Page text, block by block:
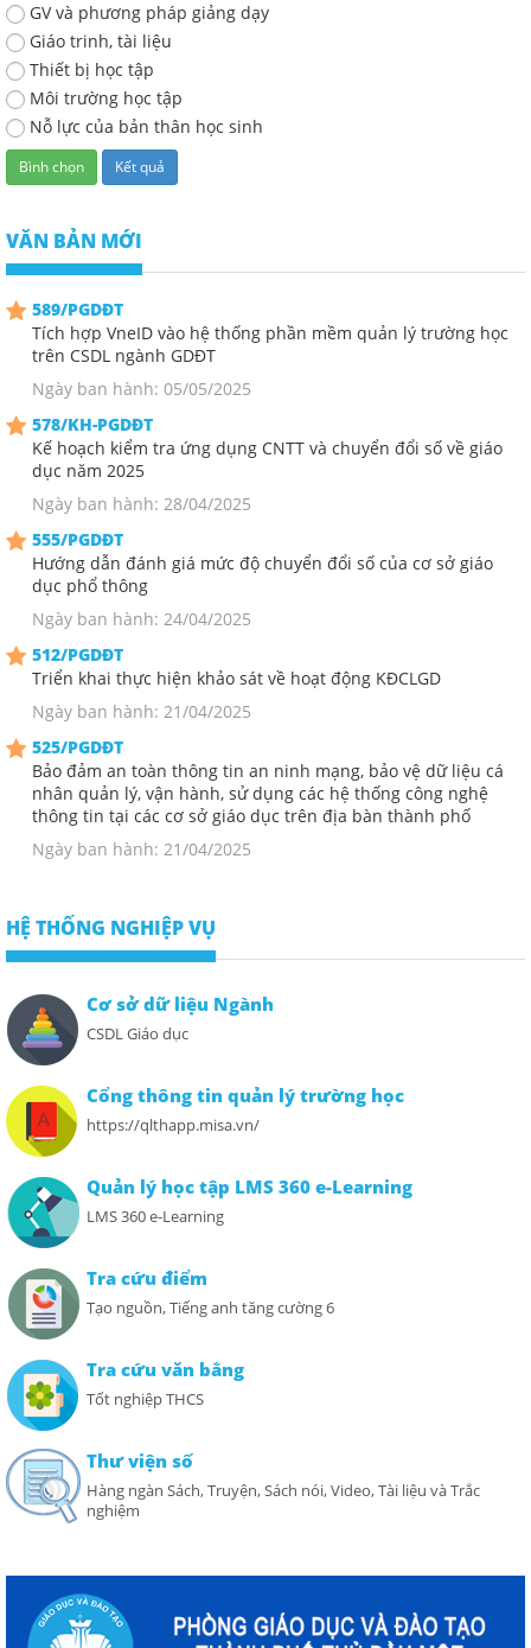
GV và phương pháp giảng dạy
Giáo trinh, tài liệu
Thiết bị học tập
Môi trường học tập
Nỗ lực của bản thân học sinh
VĂN BẢN MỚI
589/PGDĐT
Tích hợp VneID vào hệ thống phần mềm quản lý trường học
trên CSDL ngành GDĐT
Ngày ban hành: 05/05/2025
578/KH-PGDĐT
Kế hoạch kiểm tra ứng dụng CNTT và chuyển đổi số về giáo
dục năm 2025
Ngày ban hành: 28/04/2025
555/PGDĐT
Hướng dẫn đánh giá mức độ chuyển đổi số của cơ sở giáo
dục phổ thông
Ngày ban hành: 24/04/2025
512/PGDĐT
Triển khai thực hiện khảo sát về hoạt động KĐCLGD
Ngày ban hành: 21/04/2025
525/PGDĐT
Bảo đảm an toàn thông tin an ninh mạng, bảo vệ dữ liệu cá
nhân quản lý, vận hành, sử dụng các hệ thống công nghệ
thông tin tại các cơ sở giáo dục trên địa bàn thành phố
Ngày ban hành: 21/04/2025
HỆ THỐNG NGHIỆP VỤ
Cơ sở dữ liệu Ngành
CSDL Giáo dục
Cổng thông tin quản lý trường học
https://qlthapp.misa.vn/
Quản lý học tập LMS 360 e-Learning
LMS 360 e-Learning
Tra cứu điểm
Tạo nguồn, Tiếng anh tăng cường 6
Tra cứu văn bằng
Tốt nghiệp THCS
Thư viện số
Hàng ngàn Sách, Truyện, Sách nói, Video, Tài liệu và Trắc
nghiệm